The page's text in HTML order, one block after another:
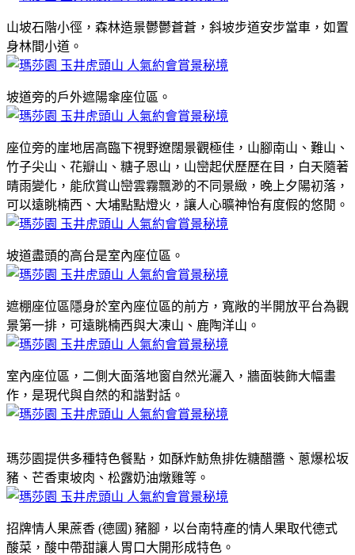
山坡石階小徑，森林造景鬱鬱蒼蒼，斜坡步道安步當車，如置
身林間小道。
坡道旁的戶外遮陽傘座位區。
座位旁的崖地居高臨下視野遼闊景觀極佳，山腳南山、難山、
竹子尖山、花瓣山、糖子恩山，山巒起伏歷歷在目，白天隨著
晴雨變化，能欣賞山巒雲霧飄渺的不同景緻，晚上夕陽初落，
可以遠眺楠西、大埔點點燈火，讓人心曠神怡有度假的悠閒。
坡道盡頭的高台是室內座位區。
遮棚座位區隱身於室內座位區的前方，寬敞的半開放平台為觀
景第一排，可遠眺楠西與大凍山、鹿陶洋山。
室內座位區，二側大面落地窗自然光灑入，牆面裝飾大幅畫
作，是現代與自然的和諧對話。
瑪莎園提供多種特色餐點，如酥炸魴魚排佐糖醋醬、蔥爆松坂
豬、芒香東坡肉、松露奶油燉雞等。
招牌情人果蔗香 (德國) 豬腳，以台南特產的情人果取代德式
酸菜，酸中帶甜讓人胃口大開形成特色。